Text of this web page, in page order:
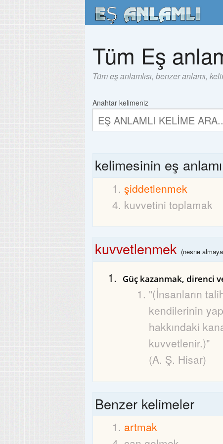
Tüm Eş
Tüm eş anlamlısı, benzer anlamı,
Anahtar kelimeniz
kelimesinin eş anlamı
şiddetlenmek
kuvvetini toplamak
kuvvetlenmek (nesne
Güç kazanmak, direnci
"(İnsanların
kendilerinin
hakkındaki
kuvvetlenir.)"
(A. Ş. Hisar)
Benzer kelimeler
artmak